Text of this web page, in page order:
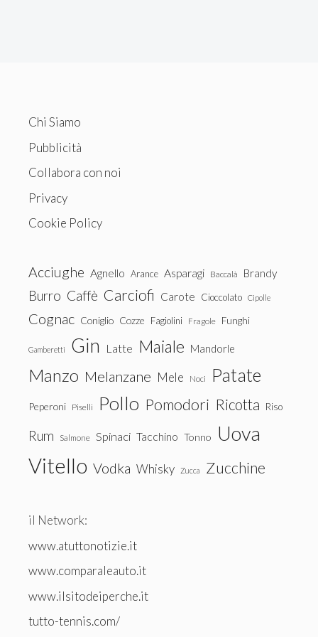
Chi Siamo
Pubblicità
Collabora con noi
Privacy
Cookie Policy
Acciughe Agnello Arance Asparagi Baccalà Brandy
Burro Caffè Carciofi Carote Cioccolato Cipolle
Cognac Coniglio Cozze Fagiolini Fragole Funghi
Gamberetti Gin Latte Maiale Mandorle
Manzo Melanzane Mele Noci Patate
Peperoni Piselli Pollo Pomodori Ricotta Riso
Rum Salmone Spinaci Tacchino Tonno Uova
Vitello Vodka Whisky Zucca Zucchine
il Network:
www.atuttonotizie.it
www.comparaleauto.it
www.ilsitodeiperche.it
tutto-tennis.com/